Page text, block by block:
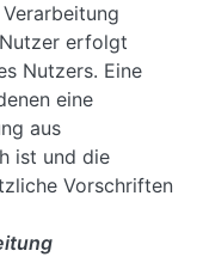
erfolgt
Nutzers. Eine
eine
aus
ist und die
Vorschriften